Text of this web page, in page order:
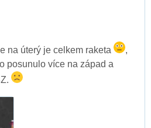
na úterý je celkem raketa
,
posunulo více na západ a